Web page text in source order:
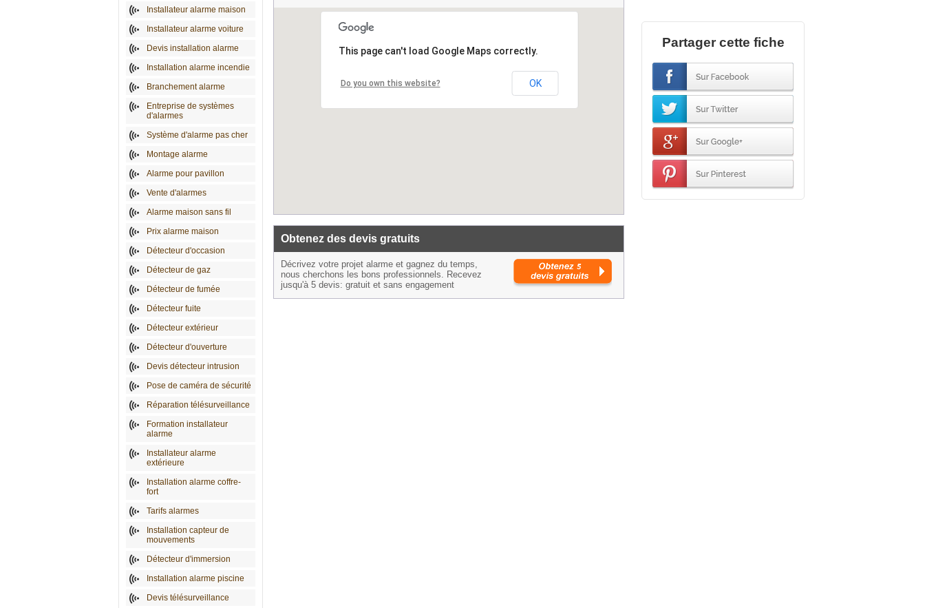
Installateur alarme maison
Installateur alarme voiture
Devis installation alarme
Installation alarme incendie
Branchement alarme
Entreprise de systèmes
d'alarmes
Système d'alarme pas cher
Montage alarme
Alarme pour pavillon
Vente d'alarmes
Alarme maison sans fil
Prix alarme maison
Détecteur d'occasion
Détecteur de gaz
Détecteur de fumée
Détecteur fuite
Détecteur extérieur
Détecteur d'ouverture
Devis détecteur intrusion
Pose de caméra de sécurité
Réparation télésurveillance
Formation installateur
alarme
Installateur alarme
extérieure
Installation alarme coffre-
fort
Tarifs alarmes
Installation capteur de
mouvements
Détecteur d'immersion
Installation alarme piscine
Devis télésurveillance
This page can't load Google Maps correctly.
Do you own this website? OK
Obtenez des devis gratuits
Décrivez votre projet alarme et gagnez du temps,
nous cherchons les bons professionnels. Recevez
jusqu'à 5 devis: gratuit et sans engagement
Partager cette fiche